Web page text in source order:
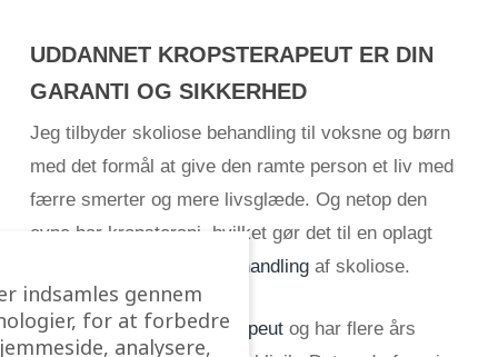
UDDANNET KROPSTERAPEUT ER DIN
GARANTI OG SIKKERHED
Jeg tilbyder skoliose behandling til voksne og børn
med det formål at give den ramte person et liv med
færre smerter og mere livsglæde. Og netop den
evne har kropsterapi, hvilket gør det til en oplagt
alternativ behandlingaf skoliose.
Jeg er uddannet kropsterapeutog har flere års
indsamles gennem
for at forbedre
analysere,